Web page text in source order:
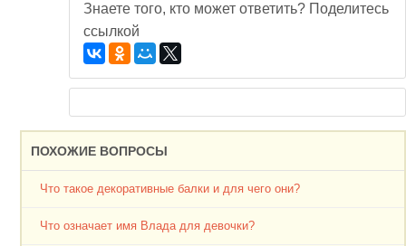
Знаете того, кто может ответить? Поделитесь
ссылкой
ПОХОЖИЕ ВОПРОСЫ
Что такое декоративные балки и для чего они?
Что означает имя Влада для девочки?